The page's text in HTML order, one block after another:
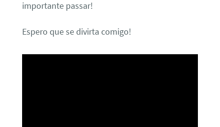
importante passar!
Espero que se divirta comigo!